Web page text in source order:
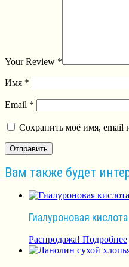
Your Review *
Имя *
Email *
Сохранить моё имя, email
Вам также будет
Гиалуроновая
Распродажа! Подробнее